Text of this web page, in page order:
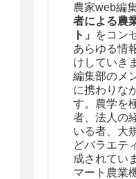
農家web編
者による農
ト」
をコン
あらゆる情
けしていき
編集部のメ
に携わりな
す。農学を
者、法人の
いる者、大
どバラエテ
成されてい
マート農業